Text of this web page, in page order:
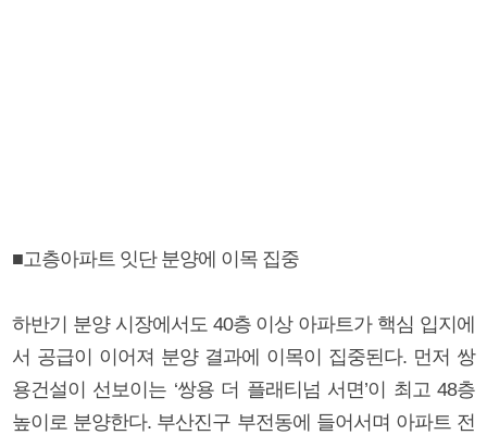
■고층아파트 잇단 분양에 이목 집중
하반기 분양 시장에서도 40층 이상 아파트가 핵심 입지에
서 공급이 이어져 분양 결과에 이목이 집중된다. 먼저 쌍
용건설이 선보이는 ‘쌍용 더 플래티넘 서면’이 최고 48층
높이로 분양한다. 부산진구 부전동에 들어서며 아파트 전